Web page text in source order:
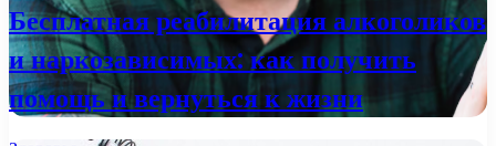
Бесплатная реабилитация алкоголиков
и наркозависимых: как получить
помощь и вернуться к жизни